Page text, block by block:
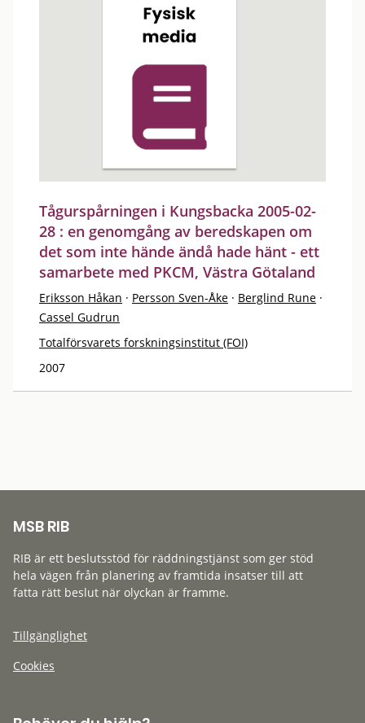
Tågurspårningen i Kungsbacka 2005-02-
28 : en genomgång av beredskapen om
det som inte hände ändå hade hänt - ett
samarbete med PKCM, Västra Götaland
Eriksson Håkan · Persson Sven-Åke · Berglind Rune ·
Cassel Gudrun
Totalförsvarets forskningsinstitut (FOI)
2007
MSB RIB
RIB är ett beslutsstöd för räddningstjänst som ger stöd
hela vägen från planering av framtida insatser till att
fatta rätt beslut när olyckan är framme.
Tillgänglighet
Cookies